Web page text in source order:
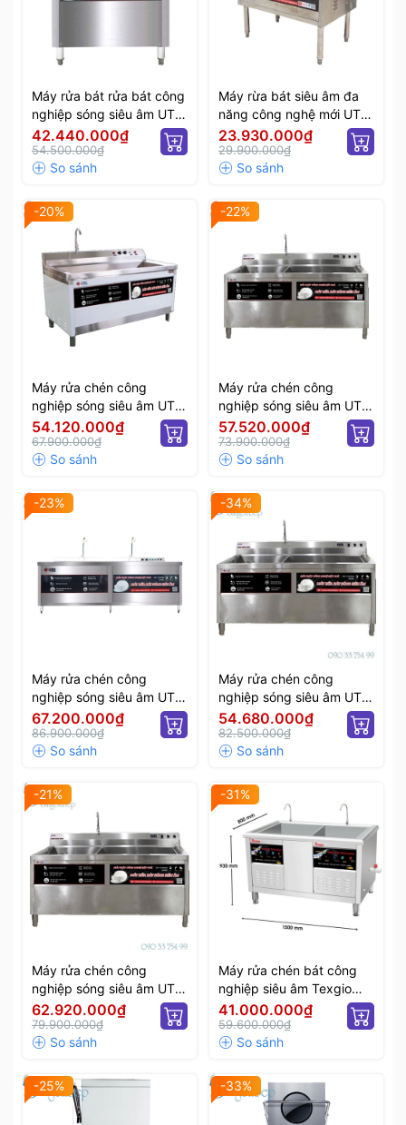
Máy rửa bát rửa bát công
nghiệp sóng siêu âm UTC
800HS
42.440.000₫
54.500.000₫
Máy rừa bát siêu âm đa
năng công nghệ mới UTC
600SM
23.930.000₫
29.900.000₫
-20%
Máy rửa chén công
nghiệp sóng siêu âm UTC
1200HD
54.120.000₫
67.900.000₫
-22%
Máy rửa chén công
nghiệp sóng siêu âm UTC
1500HD
57.520.000₫
73.900.000₫
-23%
Máy rửa chén công
nghiệp sóng siêu âm UTC
2400HD
67.200.000₫
86.900.000₫
-34%
Máy rửa chén công
nghiệp sóng siêu âm UTC
2000HD
54.680.000₫
82.500.000₫
-21%
Máy rửa chén công
nghiệp sóng siêu âm UTC
1800HD
62.920.000₫
79.900.000₫
-31%
Máy rửa chén bát công
nghiệp siêu âm Texgio
Ultrasonic Standard TGU-
1500SD
41.000.000₫
59.600.000₫
-25% -33%